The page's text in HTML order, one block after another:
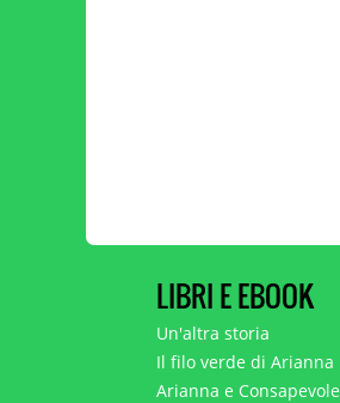
LIBRI E EBOOK
Un'altra storia
Il filo verde di Arianna
Arianna e Consapevole